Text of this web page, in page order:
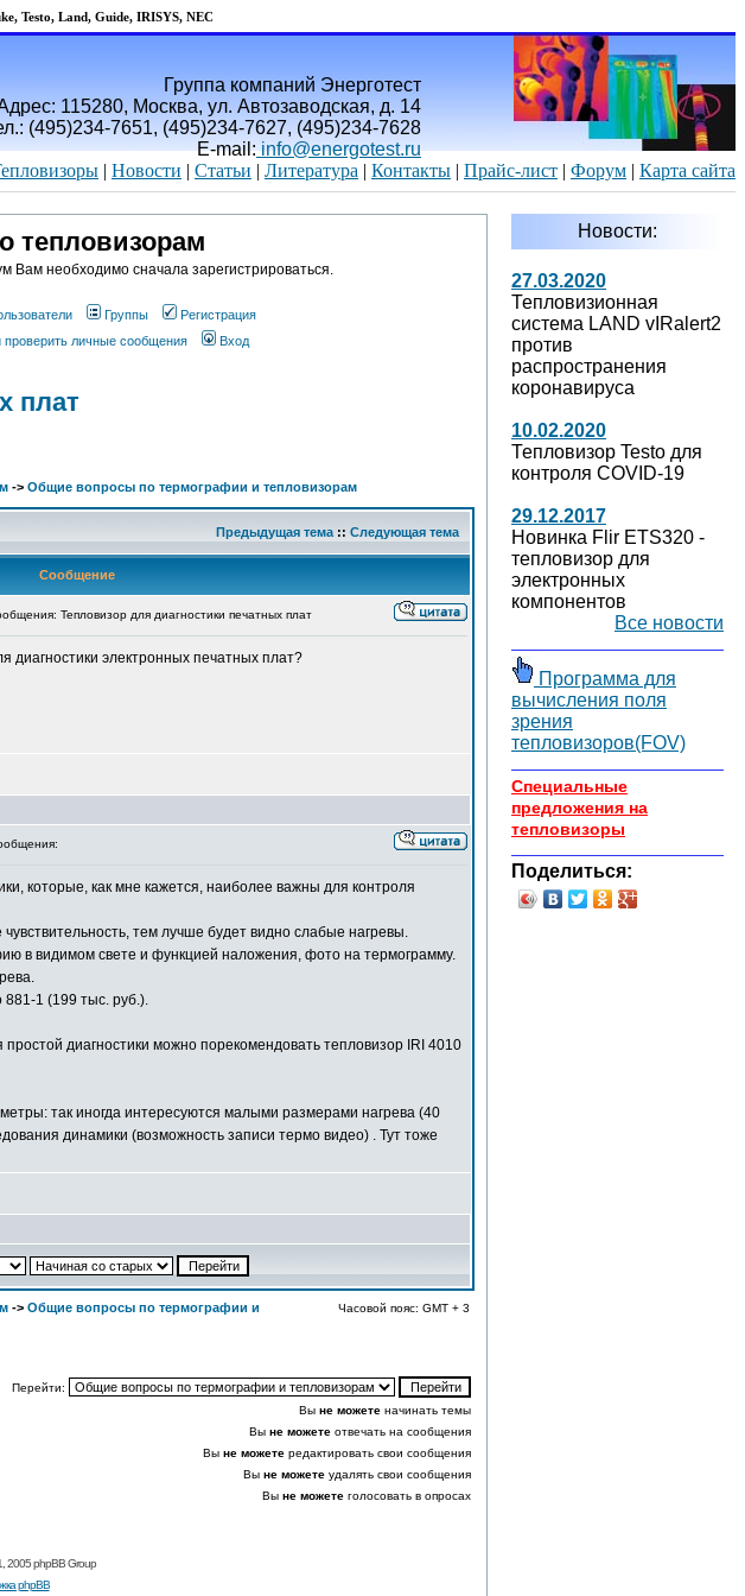
Testo, Land, Guide, IRISYS, NEC
Группа компаний Энерготест
115280, Москва, ул. Автозаводская, д. 14
(495)234-7651, (495)234-7627, (495)234-7628
E-mail:info@energotest.ru
| Новости | Статьи | Литература | Контакты | Прайс-лист | Форум | Карта сайта
тепловизорам
Вам необходимо сначала зарегистрироваться.
Группы
Регистрация
проверить личные сообщения Вход
плат
-> Общие вопросы по термографии и тепловизорам
Предыдущая тема :: Следующая тема
Сообщение
Тепловизор для диагностики печатных плат
диагностики электронных печатных плат?
которые, как мне кажется, наиболее важны для контроля
тем лучше будет видно слабые нагревы.
в видимом свете и функцией наложения, фото на термограмму.
881-1 (199 тыс. руб.).
диагностики можно порекомендовать тепловизор IRI 4010
так иногда интересуются малыми размерами нагрева (40
динамики (возможность записи термо видео) . Тут тоже
-> Общие вопросы по термографии и
Часовой пояс: GMT + 3
Перейти:
Вы не можете начинать темы
Вы не можете отвечать на сообщения
Вы не можете редактировать свои сообщения
Вы не можете удалять свои сообщения
Вы не можете голосовать в опросах
2005 phpBB Group
phpBB
Новости:
27.03.2020
Тепловизионная
система LAND vIRalert2
против
распространения
коронавируса
10.02.2020
Тепловизор Testo для
контроля COVID-19
29.12.2017
Новинка Flir ETS320 -
тепловизор для
электронных
компонентов
Все новости
Программа для
вычисления поля
зрения
тепловизоров(FOV)
Специальные
предложения на
тепловизоры
Поделиться: